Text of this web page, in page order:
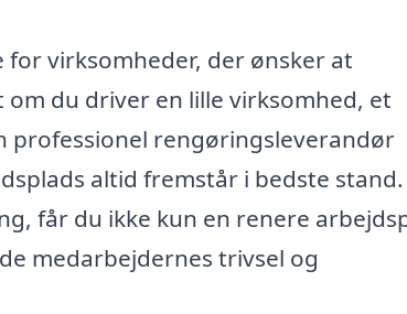
virksomheder, der ønsker at
du driver en lille virksomhed, et
professionel rengøringsleverandør
altid fremstår i bedste stand.
får du ikke kun en renere
medarbejdernes trivsel og